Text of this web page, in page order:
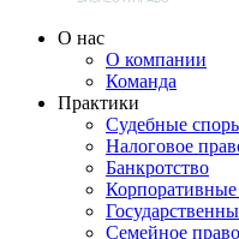
О нас
О компании
Команда
Практики
Судебные
Налоговое
Банкротство
Семейное право